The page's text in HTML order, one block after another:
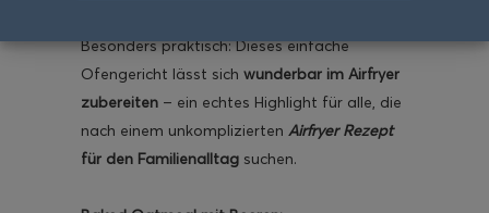
Besonders praktisch: Dieses einfache
Ofengericht lässt sich wunderbar im Airfryer
zubereiten – ein echtes Highlight für alle, die
nach einem unkomplizierten Airfryer Rezept
für den Familienalltag suchen.